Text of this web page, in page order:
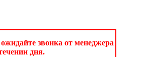
звонка от менеджера
дня.